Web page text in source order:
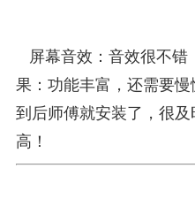
屏幕音效：音效很不错
果：功能丰富，还需要
到后师傅就安装了，很
高！